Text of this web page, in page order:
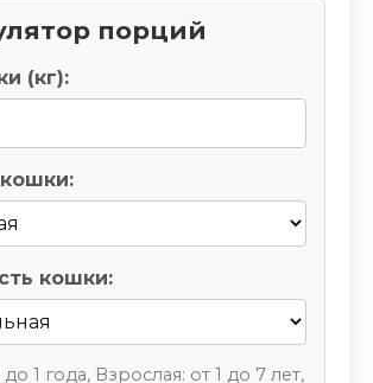
порций
(кг):
кошки:
1 года, Взрослая: от 1 до 7 лет,